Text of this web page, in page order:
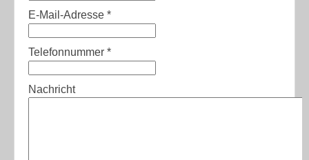
E-Mail-Adresse *
Telefonnummer *
Nachricht